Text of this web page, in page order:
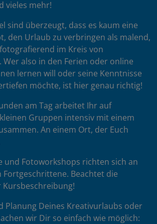
vieles mehr!
sind überzeugt, dass es kaum eine
den Urlaub zu verbringen als malend,
im Kreis von
Wer also in den Ferien oder online
lernen will oder seine Kenntnisse
möchte, ist hier genau richtig!
am Tag arbeitet Ihr auf
Gruppen intensiv mit einem
An einem Ort, der Euch
und Fotoworkshops richten sich an
Fortgeschrittene. Beachtet die
Kursbeschreibung!
Planung Deines Kreativurlaubs oder
wir Dir so einfach wie möglich: